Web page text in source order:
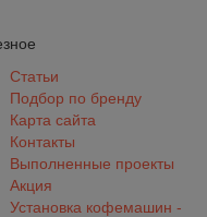
Статьи
Подбор по бренду
Карта сайта
Контакты
Выполненные проекты
Акция
Установка кофемашин -